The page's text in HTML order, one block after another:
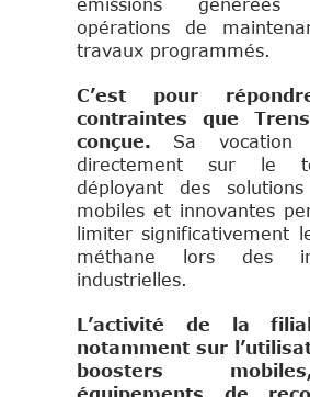
émissions
opérations de
travaux programmés.
C’est pour
contraintes que
conçue. Sa vocation
directement sur le
déployant des solutions
mobiles et innovantes
limiter significativement
méthane lors des
industrielles.
L’activité de la
notamment sur
boosters